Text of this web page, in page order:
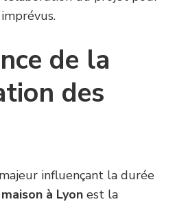
de la
des
influençant la durée
à Lyon est la